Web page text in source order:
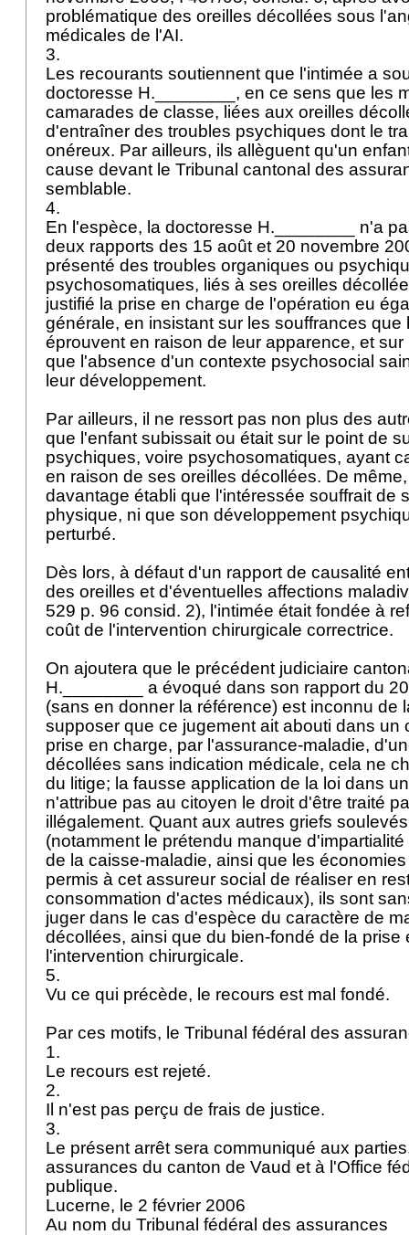
problématique des oreilles décollées sous
médicales de l'AI.
3.
Les recourants soutiennent que l'intimée a
doctoresse H.________, en ce sens que les
camarades de classe, liées aux oreilles
d'entraîner des troubles psychiques dont le
onéreux. Par ailleurs, ils allèguent qu'un
cause devant le Tribunal cantonal des
semblable.
4.
En l'espèce, la doctoresse H.________ n'a
deux rapports des 15 août et 20 novembre
présenté des troubles organiques ou
psychosomatiques, liés à ses oreilles
justifié la prise en charge de l'opération eu
générale, en insistant sur les souffrances
éprouvent en raison de leur apparence, et
que l'absence d'un contexte psychosocial
leur développement.
Par ailleurs, il ne ressort pas non plus des
que l'enfant subissait ou était sur le point de
psychiques, voire psychosomatiques, ayant
en raison de ses oreilles décollées. De
davantage établi que l'intéressée souffrait de
physique, ni que son développement
perturbé.
Dès lors, à défaut d'un rapport de causalité
des oreilles et d'éventuelles affections
529 p. 96 consid. 2), l'intimée était fondée à
coût de l'intervention chirurgicale correctrice.
On ajoutera que le précédent judiciaire
H.________ a évoqué dans son rapport du
(sans en donner la référence) est inconnu de
supposer que ce jugement ait abouti dans un
prise en charge, par l'assurance-maladie,
décollées sans indication médicale, cela ne
du litige; la fausse application de la loi dans
n'attribue pas au citoyen le droit d'être traité
illégalement. Quant aux autres griefs
(notamment le prétendu manque
de la caisse-maladie, ainsi que les
permis à cet assureur social de réaliser en
consommation d'actes médicaux), ils sont
juger dans le cas d'espèce du caractère de
décollées, ainsi que du bien-fondé de la prise
l'intervention chirurgicale.
5.
Vu ce qui précède, le recours est mal fondé.
Par ces motifs, le Tribunal fédéral des
1.
Le recours est rejeté.
2.
Il n'est pas perçu de frais de justice.
3.
Le présent arrêt sera communiqué aux
assurances du canton de Vaud et à l'Office
publique.
Lucerne, le 2 février 2006
Au nom du Tribunal fédéral des assurances